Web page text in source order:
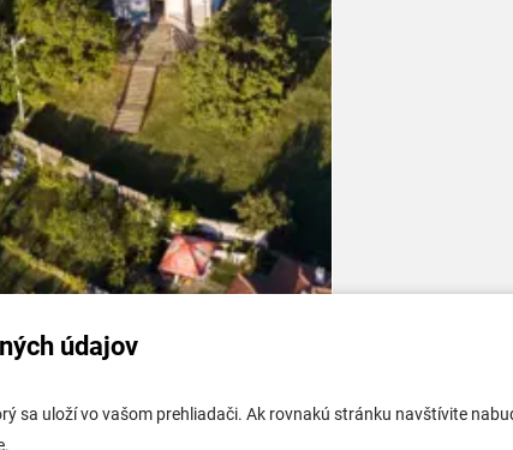
údajov
sa uloží vo vašom prehliadači. Ak rovnakú stránku navštívite